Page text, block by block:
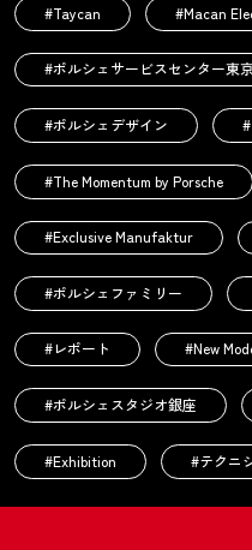
#Taycan #Macan
#ポルシェサービスセンター東
#ポルシェデザイン
#The Momentum by Porsche
#Exclusive Manufaktur
#ポルシェファミリー
#レポート #New
#ポルシェスタジオ銀座
#Exhibition #テクニ